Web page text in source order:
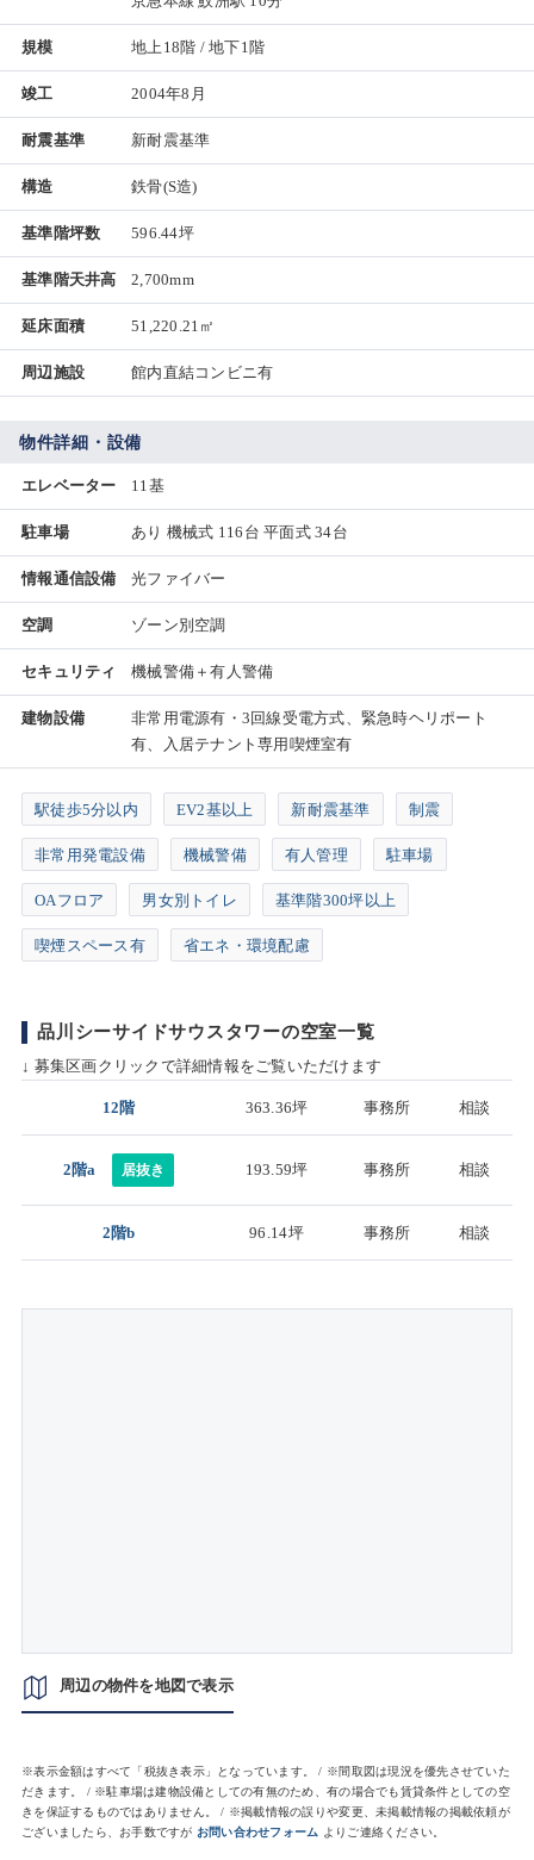
規模 地上18階 / 地下1階
竣工 2004年8月
耐震基準 新耐震基準
構造 鉄骨(S造)
基準階坪数 596.44坪
基準階天井高 2,700mm
延床面積 51,220.21㎡
周辺施設 館内直結コンビニ有
物件詳細・設備
エレベーター 11基
駐車場 あり 機械式 116台 平面式 34台
情報通信設備 光ファイバー
空調 ゾーン別空調
セキュリティ 機械警備＋有人警備
建物設備
非常用電源有・3回線受電方式、緊急時ヘリポート
有、入居テナント専用喫煙室有
駅徒歩5分以内 EV2基以上 新耐震基準 制震
非常用発電設備 機械警備 有人管理 駐車場
OAフロア 男女別トイレ 基準階300坪以上
喫煙スペース有 省エネ・環境配慮
品川シーサイドサウスタワーの空室一覧
↓ 募集区画クリックで詳細情報をご覧いただけます
12階 363.36坪 事務所 相談
2階a 居抜き 193.59坪 事務所 相談
2階b 96.14坪 事務所 相談
周辺の物件を地図で表示
※表示金額はすべて「税抜き表示」となっています。 / ※間取図は現況を優先させていた
だきます。 / ※駐車場は建物設備としての有無のため、有の場合でも賃貸条件としての空
きを保証するものではありません。 / ※掲載情報の誤りや変更、未掲載情報の掲載依頼が
ございましたら、お手数ですが お問い合わせフォーム よりご連絡ください。